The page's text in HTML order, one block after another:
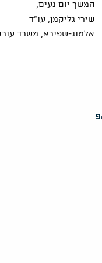
המשך יום נעים,
שירי גליקמן, עו"ד
אלמוג-שפירא, משרד